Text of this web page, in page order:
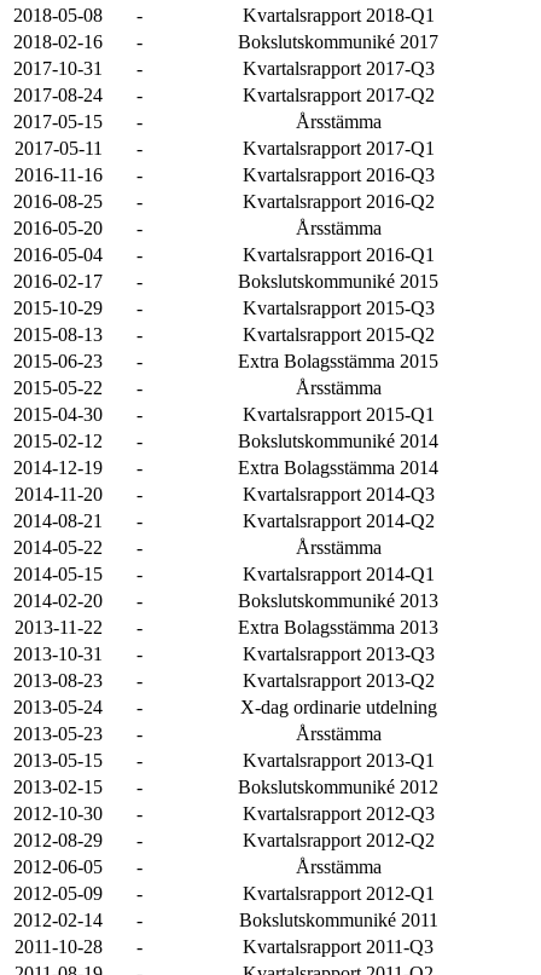
2018-05-08
-
Kvartalsrapport 2018-Q1
2018-02-16
-
Bokslutskommuniké 2017
2017-10-31
-
Kvartalsrapport 2017-Q3
2017-08-24
-
Kvartalsrapport 2017-Q2
2017-05-15
-
Årsstämma
2017-05-11
-
Kvartalsrapport 2017-Q1
2016-11-16
-
Kvartalsrapport 2016-Q3
2016-08-25
-
Kvartalsrapport 2016-Q2
2016-05-20
-
Årsstämma
2016-05-04
-
Kvartalsrapport 2016-Q1
2016-02-17
-
Bokslutskommuniké 2015
2015-10-29
-
Kvartalsrapport 2015-Q3
2015-08-13
-
Kvartalsrapport 2015-Q2
2015-06-23
-
Extra Bolagsstämma 2015
2015-05-22
-
Årsstämma
2015-04-30
-
Kvartalsrapport 2015-Q1
2015-02-12
-
Bokslutskommuniké 2014
2014-12-19
-
Extra Bolagsstämma 2014
2014-11-20
-
Kvartalsrapport 2014-Q3
2014-08-21
-
Kvartalsrapport 2014-Q2
2014-05-22
-
Årsstämma
2014-05-15
-
Kvartalsrapport 2014-Q1
2014-02-20
-
Bokslutskommuniké 2013
2013-11-22
-
Extra Bolagsstämma 2013
2013-10-31
-
Kvartalsrapport 2013-Q3
2013-08-23
-
Kvartalsrapport 2013-Q2
2013-05-24
-
X-dag ordinarie utdelning
2013-05-23
-
Årsstämma
2013-05-15
-
Kvartalsrapport 2013-Q1
2013-02-15
-
Bokslutskommuniké 2012
2012-10-30
-
Kvartalsrapport 2012-Q3
2012-08-29
-
Kvartalsrapport 2012-Q2
2012-06-05
-
Årsstämma
2012-05-09
-
Kvartalsrapport 2012-Q1
2012-02-14
-
Bokslutskommuniké 2011
2011-10-28
-
Kvartalsrapport 2011-Q3